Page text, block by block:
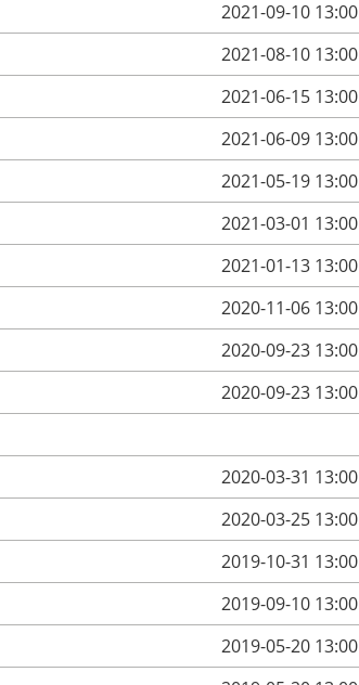
2021-09-10 13:00
2021-08-10 13:00
2021-06-15 13:00
2021-06-09 13:00
2021-05-19 13:00
2021-03-01 13:00
2021-01-13 13:00
2020-11-06 13:00
2020-09-23 13:00
2020-09-23 13:00
2020-03-31 13:00
2020-03-25 13:00
2019-10-31 13:00
2019-09-10 13:00
2019-05-20 13:00